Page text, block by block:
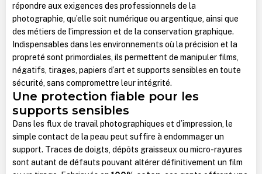
répondre aux exigences des professionnels de la
photographie, qu’elle soit numérique ou argentique, ainsi que
des métiers de l’impression et de la conservation graphique.
Indispensables dans les environnements où la précision et la
propreté sont primordiales, ils permettent de manipuler films,
négatifs, tirages, papiers d’art et supports sensibles en toute
sécurité, sans compromettre leur intégrité.
Une protection fiable pour les
supports sensibles
Dans les flux de travail photographiques et d’impression, le
simple contact de la peau peut suffire à endommager un
support. Traces de doigts, dépôts graisseux ou micro-rayures
sont autant de défauts pouvant altérer définitivement un film